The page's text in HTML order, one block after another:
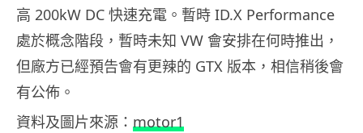
高 200kW DC 快速充電。暫時 ID.X Performance
處於概念階段，暫時未知 VW 會安排在何時推出，
但廠方已經預告會有更辣的 GTX 版本，相信稍後會
有公佈。
資料及圖片來源： motor1